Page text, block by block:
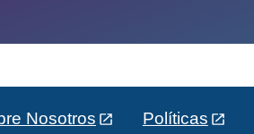
Nosotros Políticas